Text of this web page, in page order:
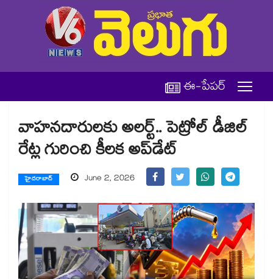
ఈ-పేపర్
వాహనదారులకు అలర్ట్.. పెట్రోల్ డీజిల్
రేట్ల గురించి కీలక అప్‌డేట్
హైదరాబాద్ June 2, 2026